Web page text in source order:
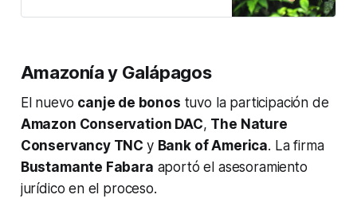
lograr que dos millones de
esquemas de conservación. El
objetivo es implementar un modelo
de
Amazonía y Galápagos
El nuevo canje de bonos tuvo la participación de
Amazon Conservation DAC, The Nature
Conservancy TNC y Bank of America. La firma
Bustamante Fabara aportó el asesoramiento
jurídico en el proceso.